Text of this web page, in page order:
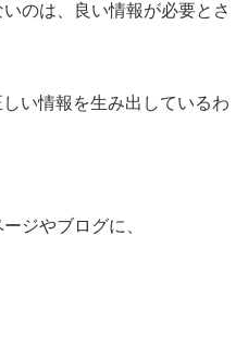
のは、良い情報が必要とさ
い情報を生み出しているわ
ジやブログに、